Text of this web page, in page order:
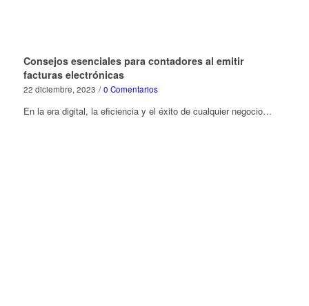
Consejos esenciales para contadores al emitir
facturas electrónicas
22 diciembre, 2023 / 0 Comentarios
En la era digital, la eficiencia y el éxito de cualquier negocio…